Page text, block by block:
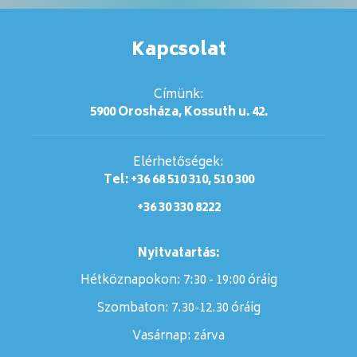
benzalkónium-kloridot tartalmaz;
agyműtéten esett át (például az agyalapi mirigy
szemnyomás) esetén.
Amennyiben ezek bármelyike érvényes Önre,
közölje kezelőorvosával vagy
gyógyszerészével,mivel ilyen esetekben az Otrivin
oldatos orrcsepp nem alkalmazható.
Figyelmeztetések és óvintézkedések
Az Otrivin oldatos orrcsepp alkalmazása előtt
beszéljen kezelőorvosával vagy gyógyszerészével,
szívbetegségben szenved,
pajzsmirigy‑túlműködése (hipertireózis) van,
cukorbetegségben szenved,
termelést előidéző, a mellékvese jóindulatú
(feokromocitóma) szenved,
Kapcsolat
Címünk:
5900 Orosháza, Kossuth u. 42.
Elérhetőségek:
Tel: +36 68 510 310, 510 300
+36 30 330 8222
Nyitvatartás:
Hétköznapokon: 7:30 - 19:00 óráig
Szombaton:7.30-12.30 óráig
Vasárnap:zárva